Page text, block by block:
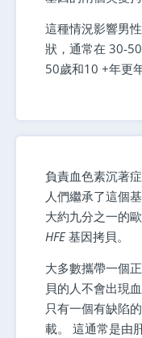
這種情況影響男
狀，通常在 30-
50歲和10 +年更
負責血色素沉著
人們繼承了這個
大約九分之一的
HFE基因拷貝。
大多數攜帶一個
貝的人不會出現
只有一個有缺陷
載。 這通常是由